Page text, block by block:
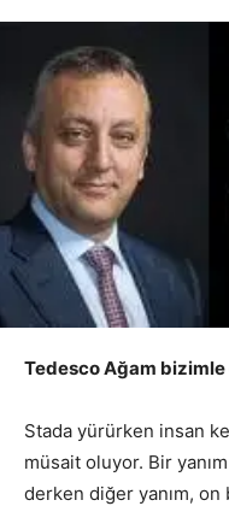
Tedesco Ağam
Stada yürürken insan
müsait oluyor. Bir
derken diğer yanım, on